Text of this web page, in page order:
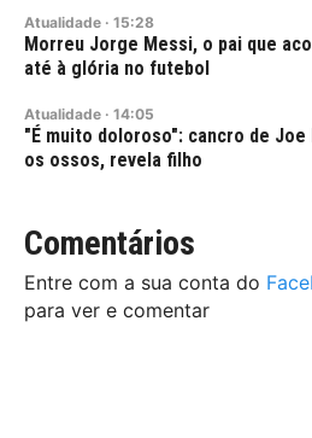
Atualidade · 15:28
Morreu Jorge Messi, o pai que
até à glória no futebol
Atualidade · 14:05
"É muito doloroso": cancro de Joe
os ossos, revela filho
Comentários
Entre com a sua conta do
para ver e comentar